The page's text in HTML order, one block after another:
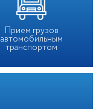
Прием грузов
автомобильным
транспортом